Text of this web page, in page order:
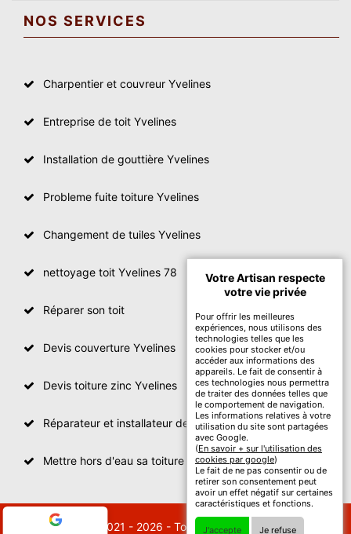
NOS SERVICES
Charpentier et couvreur Yvelines
Entreprise de toit Yvelines
Installation de gouttière Yvelines
Probleme fuite toiture Yvelines
Changement de tuiles Yvelines
nettoyage toit Yvelines 78
Réparer son toit
Devis couverture Yvelines
Devis toiture zinc Yvelines
Réparateur et installateur de fenetre de toit Yvelines
Mettre hors d'eau sa toiture Yvelines
© 2021 - 2026 - Tout droit réservé
Votre Artisan respecte
votre vie privée
Pour offrir les meilleures
expériences, nous utilisons des
technologies telles que les
cookies pour stocker et/ou
accéder aux informations des
appareils. Le fait de consentir à
ces technologies nous permettra
de traiter des données telles que
le comportement de navigation.
Les informations relatives à votre
utilisation du site sont partagées
avec Google.
(En savoir + sur l'utilisation des
cookies par google)
Le fait de ne pas consentir ou de
retirer son consentement peut
avoir un effet négatif sur certaines
caractéristiques et fonctions.
J'accepte Je refuse